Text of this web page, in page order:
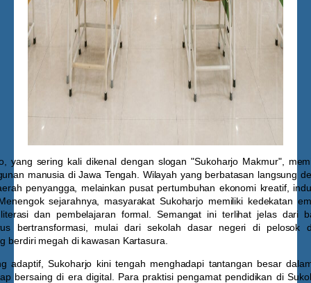
yang sering kali dikenal dengan slogan "Sukoharjo Makmur",
manusia di Jawa Tengah. Wilayah yang berbatasan langsung
penyangga, melainkan pusat pertumbuhan ekonomi kreatif,
sejarahnya, masyarakat Sukoharjo memiliki kedekatan
dan pembelajaran formal. Semangat ini terlihat jelas dari
bertransformasi, mulai dari sekolah dasar negeri di pelosok
berdiri megah di kawasan Kartasura.
adaptif, Sukoharjo kini tengah menghadapi tantangan besar
bersaing di era digital. Para praktisi pengamat pendidikan di